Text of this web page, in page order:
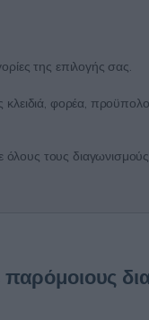
της επιλογής σας.
φορέα,
τους διαγωνισμούς
παρόμοιους